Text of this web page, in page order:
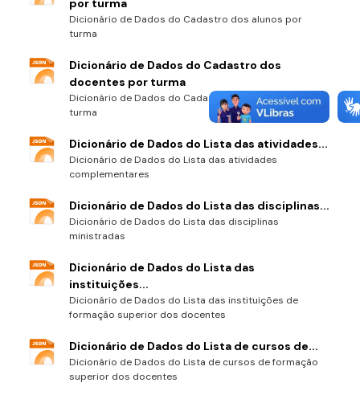
por turma
Dicionário de Dados do Cadastro dos alunos por
turma
Dicionário de Dados do Cadastro dos
docentes por turma
Dicionário de Dados do Cadastro dos docentes por
turma
Dicionário de Dados do Lista das atividades...
Dicionário de Dados do Lista das atividades
complementares
Dicionário de Dados do Lista das disciplinas...
Dicionário de Dados do Lista das disciplinas
ministradas
Dicionário de Dados do Lista das
instituições...
Dicionário de Dados do Lista das instituições de
formação superior dos docentes
Dicionário de Dados do Lista de cursos de...
Dicionário de Dados do Lista de cursos de formação
superior dos docentes